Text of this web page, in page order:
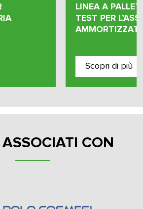
– UNITÀ DI CONTROLLO E
DI CERNIERA
CON